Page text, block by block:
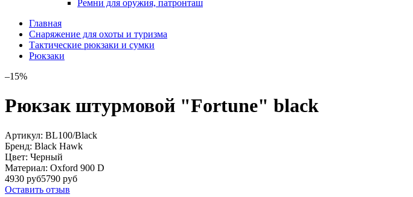
Ремни для оружия, патронташ
Главная
Снаряжение для охоты и туризма
Тактические рюкзаки и сумки
Рюкзаки
–15%
Рюкзак штурмовой "Fortune" black
Артикул: BL100/Black
Бренд: Black Hawk
Цвет: Черный
Материал: Oxford 900 D
4930 руб5790 руб
Оставить отзыв